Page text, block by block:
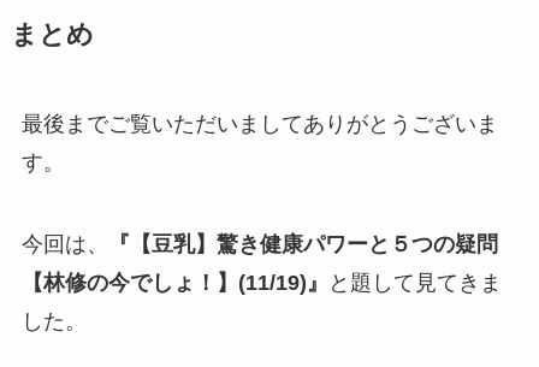
まとめ
最後までご覧いただいましてありがとうございま
す。
今回は、
『【豆乳】驚き健康パワーと５つの疑問
【林修の今でしょ！】(11/19)』
と題して見てきま
した。